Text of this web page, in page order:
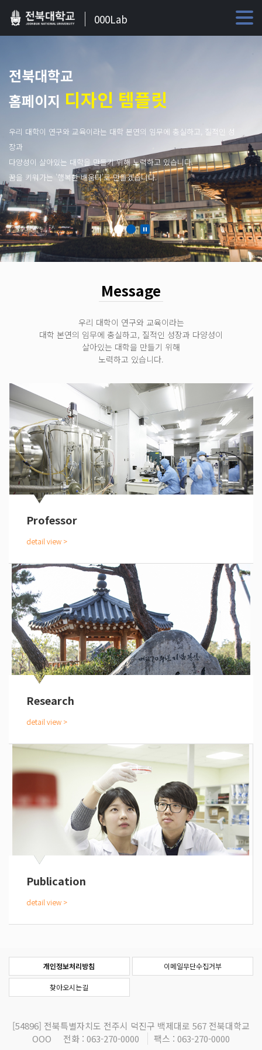
000Lab
전북대학교
홈페이지 디자인 템플릿
우리 대학이 연구와 교육이라는 대학 본연의 임무에 충실하고, 질적인 성
장과
다양성이 살아있는 대학을 만들기 위해 노력하고 있습니다.
꿈을 키워가는 '행복한 배움터'로 만들겠습니다.
Message
우리 대학이 연구와 교육이라는
대학 본연의 임무에 충실하고, 질적인 성장과 다양성이
살아있는 대학을 만들기 위해
노력하고 있습니다.
Professor
Research
Publication
개인정보처리방침 이메일무단수집거부
찾아오시는길
[54896] 전북특별자치도 전주시 덕진구 백제대로 567 전북대학교
OOO
전화 : 063-270-0000
팩스 : 063-270-0000